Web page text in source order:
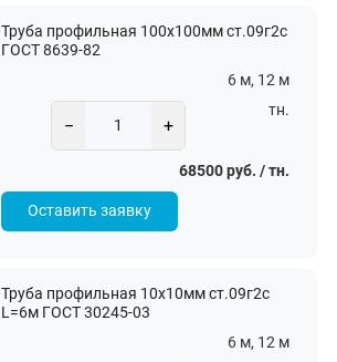
Труба профильная 100х100мм ст.09г2с
ГОСТ 8639-82
6 м, 12 м
− +
тн.
68500 руб. / тн.
Оставить заявку
Труба профильная 10х10мм ст.09г2с
L=6м ГОСТ 30245-03
6 м, 12 м